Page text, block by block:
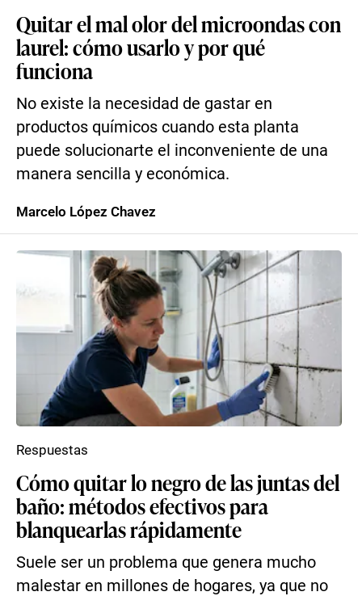
Quitar el mal olor del microondas con
laurel: cómo usarlo y por qué
funciona
No existe la necesidad de gastar en
productos químicos cuando esta planta
puede solucionarte el inconveniente de una
manera sencilla y económica.
Marcelo López Chavez
Cómo quitar lo negro de las juntas del
baño: métodos efectivos para
blanquearlas rápidamente
Suele ser un problema que genera mucho
malestar en millones de hogares, ya que no
Respuestas